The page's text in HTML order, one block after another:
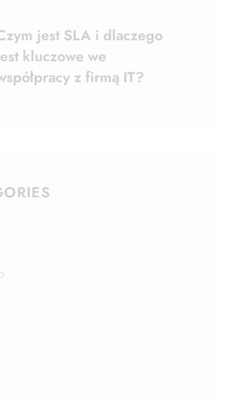
jest SLA i dlaczego
kluczowe we
z firmą IT?